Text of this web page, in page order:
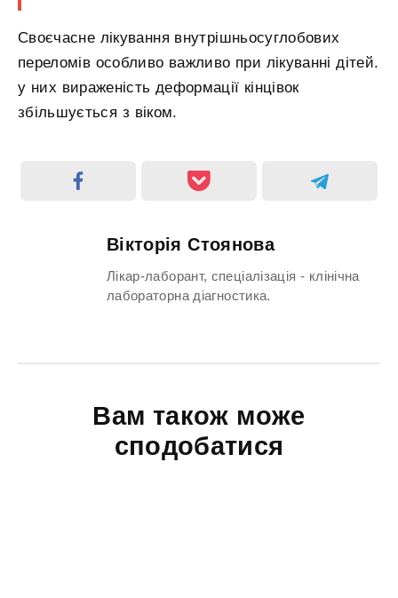
Своєчасне лікування внутрішньосуглобових
переломів особливо важливо при лікуванні дітей.
у них вираженість деформації кінцівок
збільшується з віком.
Вікторія Стоянова
Лікар-лаборант, спеціалізація - клінічна
лабораторна діагностика.
Вам також може
сподобатися